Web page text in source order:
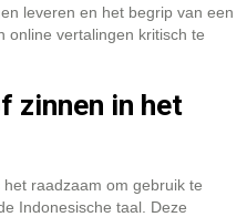
leveren en het begrip van een
online vertalingen kritisch te
zinnen in het
raadzaam om gebruik te
Indonesische taal. Deze